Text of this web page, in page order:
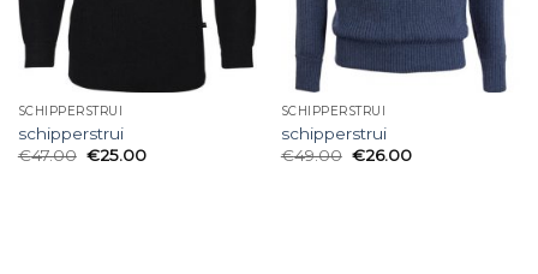
SCHIPPERSTRUI
schipperstrui
€47.00 €25.00
SCHIPPERSTRUI
schipperstrui
€49.00 €26.00